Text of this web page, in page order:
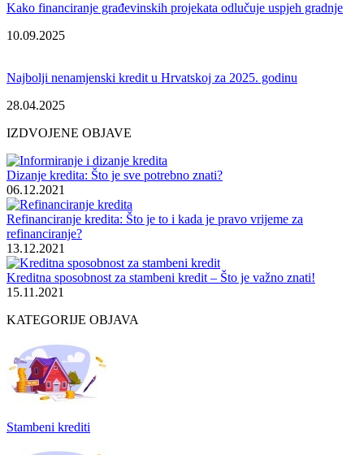
Kako financiranje građevinskih projekata odlučuje uspjeh gradnje
10.09.2025
Najbolji nenamjenski kredit u Hrvatskoj za 2025. godinu
28.04.2025
IZDVOJENE OBJAVE
Dizanje kredita: Što je sve potrebno znati?
06.12.2021
Refinanciranje kredita: Što je to i kada je pravo vrijeme za
refinanciranje?
13.12.2021
Kreditna sposobnost za stambeni kredit – Što je važno znati!
15.11.2021
KATEGORIJE OBJAVA
Stambeni krediti